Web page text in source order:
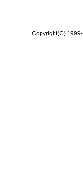
Copyright(C)